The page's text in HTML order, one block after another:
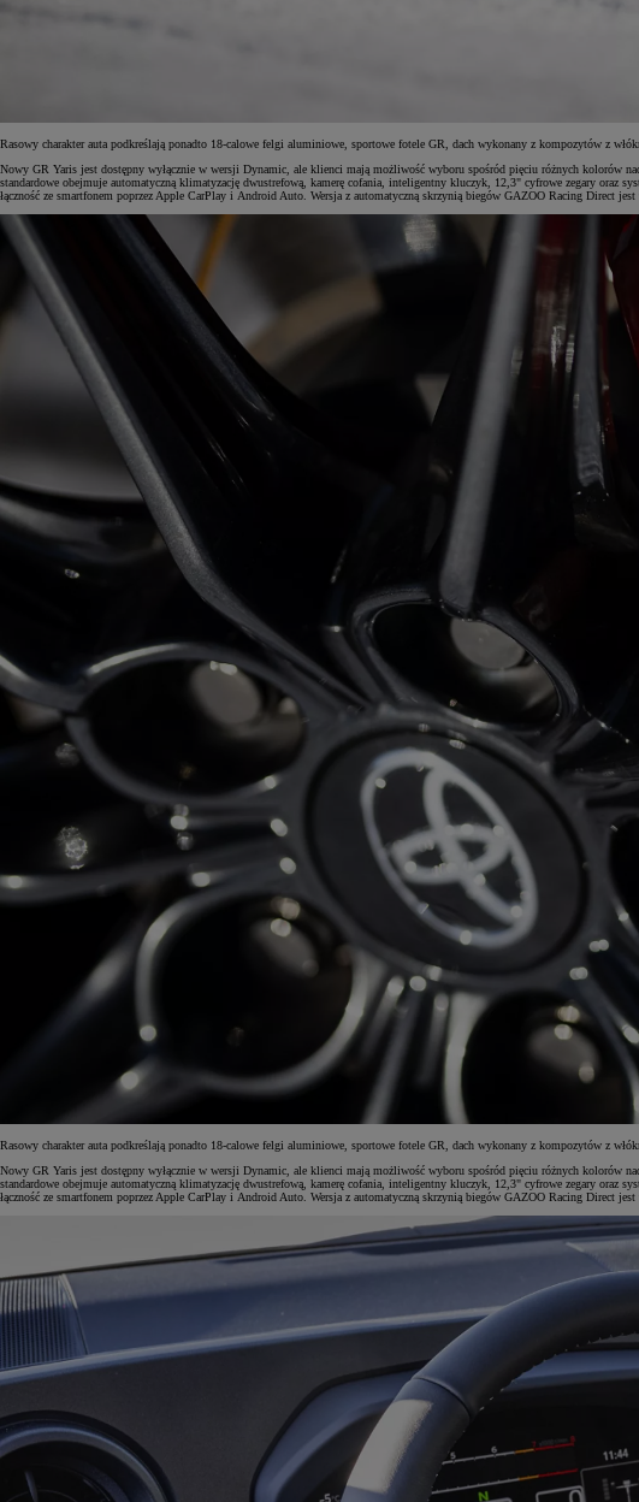
Corolla Hatchback
HYBRID
Rasowy charakter auta podkreślają ponadto 18-calowe felgi aluminiowe, sportowe fotele GR, dach wykonany z kompozytów z
Nowy GR Yaris jest dostępny wyłącznie w wersji Dynamic, ale klienci mają możliwość wyboru spośród pięciu różnych kolorów
standardowe obejmuje automatyczną klimatyzację dwustrefową, kamerę cofania, inteligentny kluczyk, 12,3" cyfrowe zegary oraz
łączność ze smartfonem poprzez Apple CarPlay i Android Auto. Wersja z automatyczną skrzynią biegów GAZOO Racing Direct
Rasowy charakter auta podkreślają ponadto 18-calowe felgi aluminiowe, sportowe fotele GR, dach wykonany z kompozytów z
Nowy GR Yaris jest dostępny wyłącznie w wersji Dynamic, ale klienci mają możliwość wyboru spośród pięciu różnych kolorów
standardowe obejmuje automatyczną klimatyzację dwustrefową, kamerę cofania, inteligentny kluczyk, 12,3" cyfrowe zegary oraz
łączność ze smartfonem poprzez Apple CarPlay i Android Auto. Wersja z automatyczną skrzynią biegów GAZOO Racing Direct